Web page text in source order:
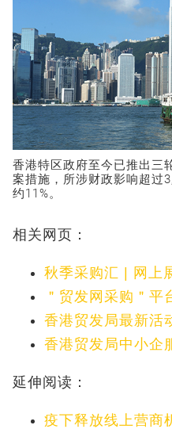
香港特区政府至今已推出三
案措施，所涉财政影响超过
约11%。
相关网页：
秋季采购汇 | 网上
＂贸发网采购＂平
香港贸发局最新活
香港贸发局中小企
延伸阅读：
疫下释放线上营